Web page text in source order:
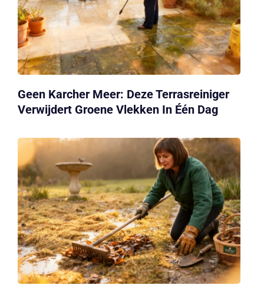
Geen Karcher Meer: Deze Terrasreiniger
Verwijdert Groene Vlekken In Één Dag